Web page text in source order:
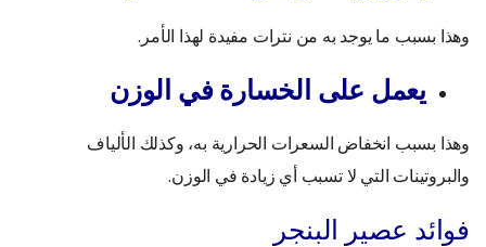
وهذا بسبب ما يوجد به من نترات مفيدة لهذا الأمر.
يعمل على الخسارة في الوزن
وهذا بسبب انخفاض السعرات الحرارية به، وكذلك الألياف
والبروتينات التي لا تسبب أي زيادة في الوزن.
فوائد عصير البنجر